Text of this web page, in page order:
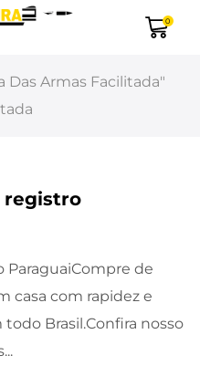
0
Das Armas Facilitada"
registro
ParaguaiCompre de
casa com rapidez e
Brasil.Confira nosso